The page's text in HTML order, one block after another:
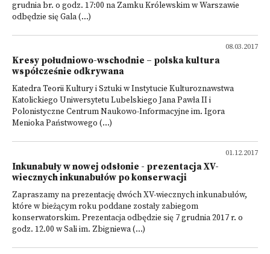
grudnia br. o godz. 17:00 na Zamku Królewskim w Warszawie
odbędzie się Gala (...)
08.03.2017
Kresy południowo-wschodnie – polska kultura
współcześnie odkrywana
Katedra Teorii Kultury i Sztuki w Instytucie Kulturoznawstwa
Katolickiego Uniwersytetu Lubelskiego Jana Pawła II i
Polonistyczne Centrum Naukowo-Informacyjne im. Igora
Menioka Państwowego (...)
01.12.2017
Inkunabuły w nowej odsłonie - prezentacja XV-
wiecznych inkunabułów po konserwacji
Zapraszamy na prezentację dwóch XV-wiecznych inkunabułów,
które w bieżącym roku poddane zostały zabiegom
konserwatorskim. Prezentacja odbędzie się 7 grudnia 2017 r. o
godz. 12.00 w Sali im. Zbigniewa (...)